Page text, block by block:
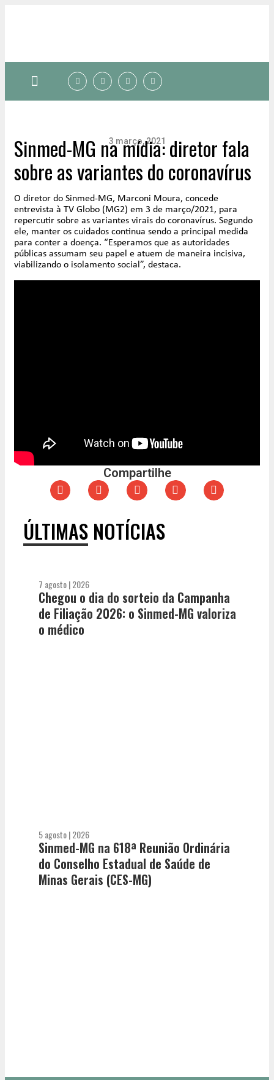
3 março, 2021
Sinmed-MG na mídia: diretor fala
sobre as variantes do coronavírus
O diretor do Sinmed-MG, Marconi Moura, concede
entrevista à TV Globo (MG2) em 3 de março/2021, para
repercutir sobre as variantes virais do coronavírus. Segundo
ele, manter os cuidados continua sendo a principal medida
para conter a doença. “Esperamos que as autoridades
públicas assumam seu papel e atuem de maneira incisiva,
viabilizando o isolamento social”, destaca.
Compartilhe
ÚLTIMAS NOTÍCIAS
7 agosto | 2026
Chegou o dia do sorteio da Campanha
de Filiação 2026: o Sinmed-MG valoriza
o médico
5 agosto | 2026
Sinmed-MG na 618ª Reunião Ordinária
do Conselho Estadual de Saúde de
Minas Gerais (CES-MG)